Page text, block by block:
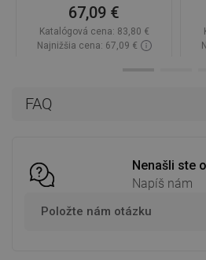
FAQ
Nenašli ste
Napíš nám
Položte nám otázku
67,09 €
Katalógová cena: 83,80 €
Najnižšia cena: 67,09 €